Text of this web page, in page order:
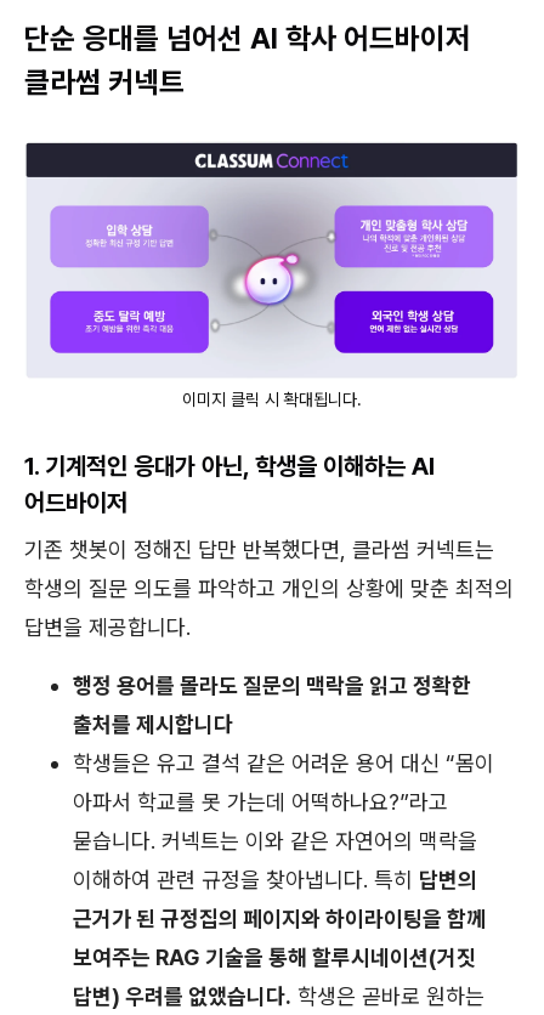
단순 응대를 넘어선 AI 학사 어드바이저
클라썸 커넥트
이미지 클릭 시 확대됩니다.
1. 기계적인 응대가 아닌, 학생을 이해하는 AI
어드바이저
기존 챗봇이 정해진 답만 반복했다면, 클라썸 커넥트는
학생의 질문 의도를 파악하고 개인의 상황에 맞춘 최적의
답변을 제공합니다.
행정 용어를 몰라도 질문의 맥락을 읽고 정확한
출처를 제시합니다
학생들은 유고 결석 같은 어려운 용어 대신 “몸이
아파서 학교를 못 가는데 어떡하나요?”라고
묻습니다. 커넥트는 이와 같은 자연어의 맥락을
이해하여 관련 규정을 찾아냅니다. 특히 답변의
근거가 된 규정집의 페이지와 하이라이팅을 함께
보여주는 RAG 기술을 통해 할루시네이션(거짓
답변) 우려를 없앴습니다. 학생은 곧바로 원하는